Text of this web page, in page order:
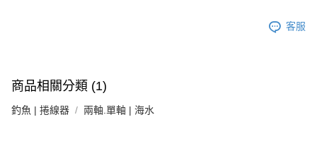
客服
商品相關分類 (1)
釣魚 | 捲線器 兩軸.單軸 | 海水